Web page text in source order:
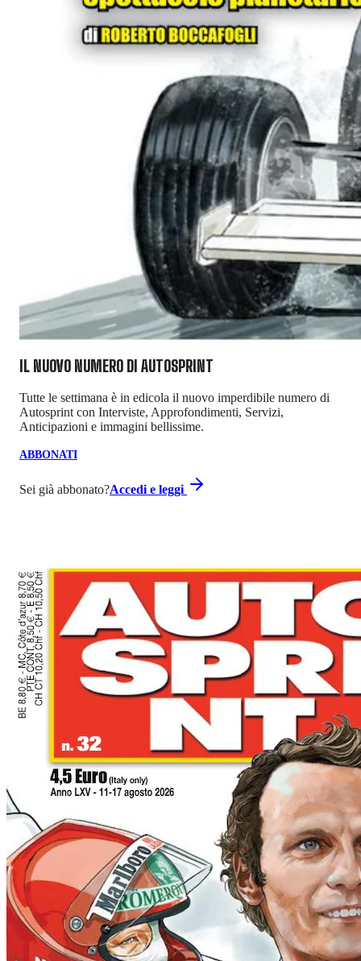
IL NUOVO NUMERO DI AUTOSPRINT
Tutte le settimana è in edicola il nuovo imperdibile numero di
Autosprint con Interviste, Approfondimenti, Servizi,
Anticipazioni e immagini bellissime.
ABBONATI
Sei già abbonato?Accedi e leggi